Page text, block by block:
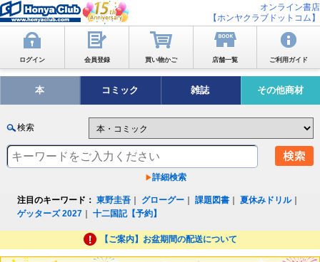
オンライン書店
【ホンヤクラブドットコム】
ログイン 会員登録 買い物かご 店舗一覧 ご利用ガイド
本 コミック 雑誌 その他商材
検索
詳細検索
注目のキーワード： 東野圭吾 グローグー ｜課題図書 ｜夏休みドリル｜
ゲッターズ 2027 ｜十二国記【予約】
【ご案内】お盆期間の配送について